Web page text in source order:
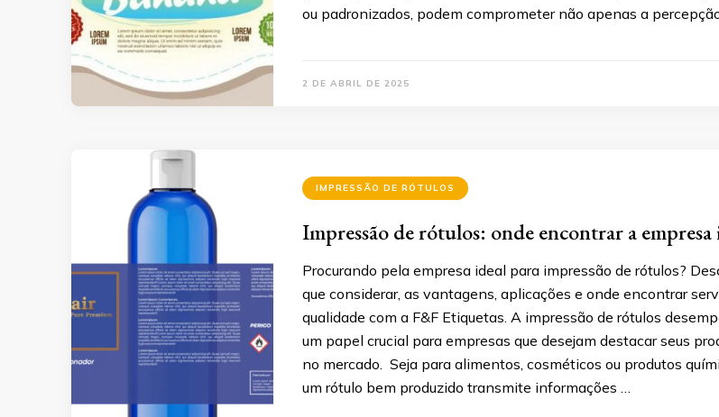
ou padronizados, podem comprometer não apenas a
2 DE ABRIL DE 2025
IMPRESSÃO DE RÓTULOS
Impressão de rótulos: onde encontrar a empresa
Procurando pela empresa ideal para impressão de rótulos?
que considerar, as vantagens, aplicações e onde encontrar
qualidade com a F&F Etiquetas. A impressão de rótulos
um papel crucial para empresas que desejam destacar seus
no mercado. Seja para alimentos, cosméticos ou produtos
um rótulo bem produzido transmite informações …